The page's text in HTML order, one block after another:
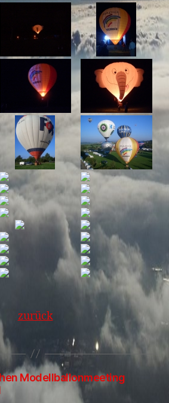
zurück
Modellballonmeeting